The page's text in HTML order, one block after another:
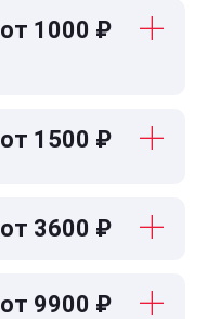
от 1000 ₽
от 1500 ₽
от 3600 ₽
от 9900 ₽